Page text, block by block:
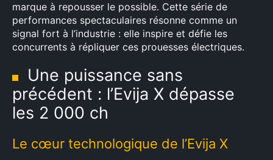
marque à repousser le possible. Cette série de
performances spectaculaires résonne comme un
signal fort à l’industrie : elle inspire et défie les
concurrents à répliquer ces prouesses électriques.
Une puissance sans
précédent : l’Evija X dépasse
les 2 000 ch
Le cœur technologique de l’Evija X